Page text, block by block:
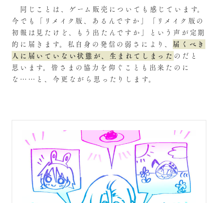
同じことは、ゲーム販売についても感じています。
今でも「リメイク版、あるんですか」「リメイク版の
初報は見たけど、もう出たんですか」という声が定期
的に届きます。私自身の発信の弱さにより、 届くべき
人に届いていない状態が、生まれてしまった のだと
思います。皆さまの協力を仰ぐことも出来たのに
な……と、今更ながら思ったりします。